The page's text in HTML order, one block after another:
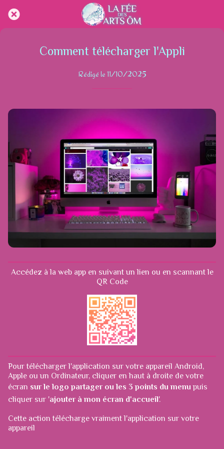
Comment télécharger l'Appli
Rédigé le 11/10/2025
Accédez à la web app en suivant un lien ou en scannant le
QR Code
Pour télécharger l'application sur votre appareil Android,
Apple ou un Ordinateur, cliquer en haut à droite de votre
écran sur le logo partager ou les 3 points du menu puis
cliquer sur 'ajouter à mon écran d'accueil'.
Cette action télécharge vraiment l'application sur votre
appareil